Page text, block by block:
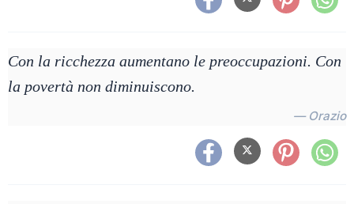
Con la ricchezza aumentano le preoccupazioni. Con
la povertà non diminuiscono.
— Orazio